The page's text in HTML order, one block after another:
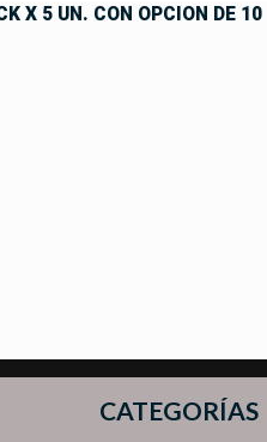
X 5 UN. CON OPCION DE 10
CATEGORÍAS